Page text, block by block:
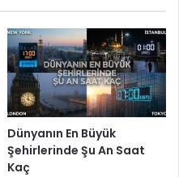
Dünyanın En Büyük
Şehirlerinde Şu An Saat
Kaç